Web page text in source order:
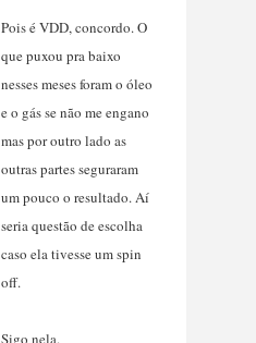
Pois é VDD, concordo. O
que puxou pra baixo
nesses meses foram o óleo
e o gás se não me engano
mas por outro lado as
outras partes seguraram
um pouco o resultado. Aí
seria questão de escolha
caso ela tivesse um spin
off.
Sigo nela.